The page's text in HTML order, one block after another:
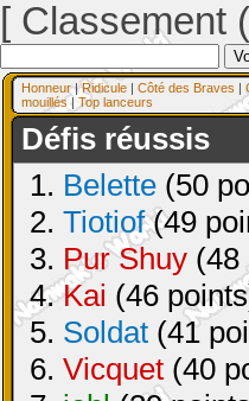
[ Classement
Honneur|Ridicule | Côté des Braves |
mouillés| Top lanceurs
Défis réussis
1. Belette (50
2. Tiotiof(49
3. Pur Shuy (48
4.Kai (46
5. Soldat (41
6. Vicquet (40